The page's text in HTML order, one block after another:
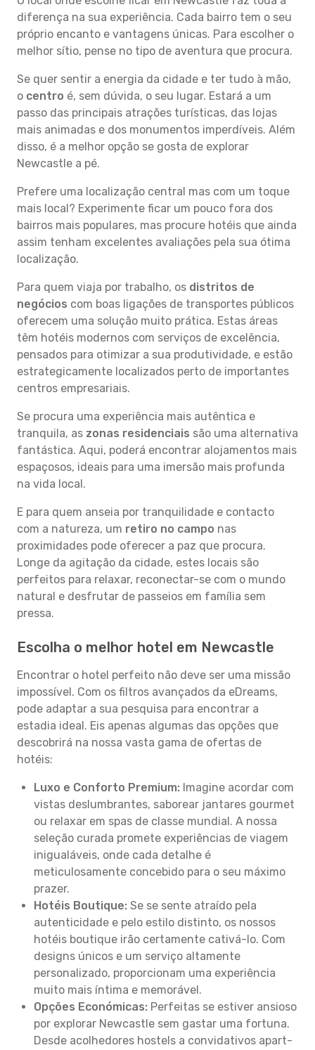
diferença na sua experiência. Cada bairro tem o seu
próprio encanto e vantagens únicas. Para escolher o
melhor sítio, pense no tipo de aventura que procura.
Se quer sentir a energia da cidade e ter tudo à mão,
o centro é, sem dúvida, o seu lugar. Estará a um
passo das principais atrações turísticas, das lojas
mais animadas e dos monumentos imperdíveis. Além
disso, é a melhor opção se gosta de explorar
Newcastle a pé.
Prefere uma localização central mas com um toque
mais local? Experimente ficar um pouco fora dos
bairros mais populares, mas procure hotéis que ainda
assim tenham excelentes avaliações pela sua ótima
localização.
Para quem viaja por trabalho, os distritos de
negócios com boas ligações de transportes públicos
oferecem uma solução muito prática. Estas áreas
têm hotéis modernos com serviços de excelência,
pensados para otimizar a sua produtividade, e estão
estrategicamente localizados perto de importantes
centros empresariais.
Se procura uma experiência mais autêntica e
tranquila, as zonas residenciais são uma alternativa
fantástica. Aqui, poderá encontrar alojamentos mais
espaçosos, ideais para uma imersão mais profunda
na vida local.
E para quem anseia por tranquilidade e contacto
com a natureza, um retiro no campo nas
proximidades pode oferecer a paz que procura.
Longe da agitação da cidade, estes locais são
perfeitos para relaxar, reconectar-se com o mundo
natural e desfrutar de passeios em família sem
pressa.
Escolha o melhor hotel em Newcastle
Encontrar o hotel perfeito não deve ser uma missão
impossível. Com os filtros avançados da eDreams,
pode adaptar a sua pesquisa para encontrar a
estadia ideal. Eis apenas algumas das opções que
descobrirá na nossa vasta gama de ofertas de
hotéis:
Luxo e Conforto Premium: Imagine acordar com
vistas deslumbrantes, saborear jantares gourmet
ou relaxar em spas de classe mundial. A nossa
seleção curada promete experiências de viagem
inigualáveis, onde cada detalhe é
meticulosamente concebido para o seu máximo
prazer.
Hotéis Boutique: Se se sente atraído pela
autenticidade e pelo estilo distinto, os nossos
hotéis boutique irão certamente cativá-lo. Com
designs únicos e um serviço altamente
personalizado, proporcionam uma experiência
muito mais íntima e memorável.
Opções Económicas: Perfeitas se estiver ansioso
por explorar Newcastle sem gastar uma fortuna.
Desde acolhedores hostels a convidativos apart-